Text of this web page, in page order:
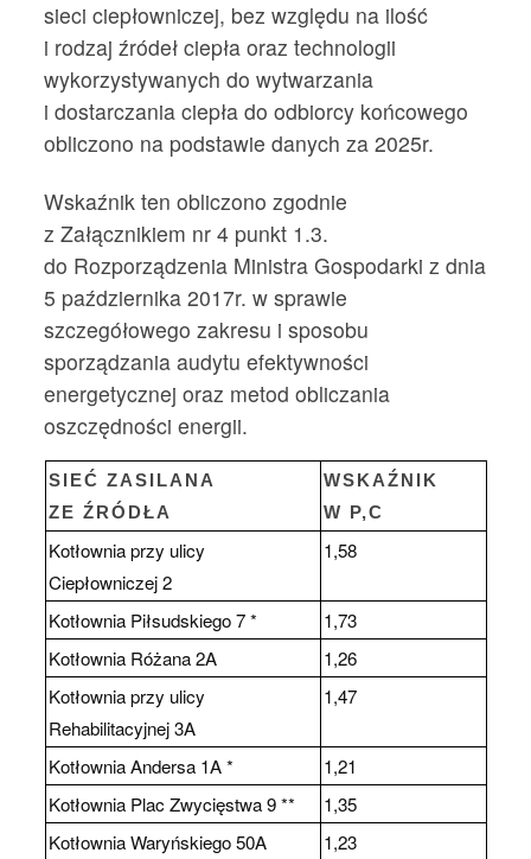
sieci ciepłowniczej, bez względu na ilość
i rodzaj źródeł ciepła oraz technologii
wykorzystywanych do wytwarzania
i dostarczania ciepła do odbiorcy końcowego
obliczono na podstawie danych za 2025r.
Wskaźnik ten obliczono zgodnie
z Załącznikiem nr 4 punkt 1.3.
do Rozporządzenia Ministra Gospodarki z dnia
5 października 2017r. w sprawie
szczegółowego zakresu i sposobu
sporządzania audytu efektywności
energetycznej oraz metod obliczania
oszczędności energii.
SIEĆ ZASILANA
ZE ŹRÓDŁA
WSKAŹNIK
W P,C
Kotłownia przy ulicy
Ciepłowniczej 2
1,58
Kotłownia Piłsudskiego 7 *
1,73
Kotłownia Różana 2A
1,26
Kotłownia przy ulicy
Rehabilitacyjnej 3A
1,47
Kotłownia Andersa 1A *
1,21
Kotłownia Plac Zwycięstwa 9 **
1,35
Kotłownia Waryńskiego 50A
1,23